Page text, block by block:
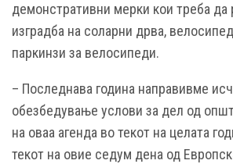
демонстративни мерки кои треба да
изградба на соларни дрва,
паркинзи за велосипеди.
– Последнава година направивме
обезбедување услови за дел од
на оваа агенда во текот на целата
текот на овие седум дена од